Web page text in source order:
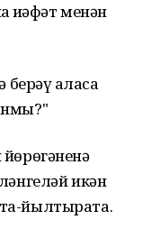
ҡиəфəт менəн
ҡаласа
икəн
йылтырата.